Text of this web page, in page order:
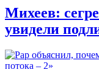
Михеев:
увидели